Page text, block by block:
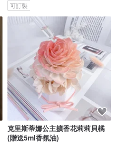
可訂製
克里斯蒂娜公主擴香花莉莉貝橘
(贈送5ml香氛油)